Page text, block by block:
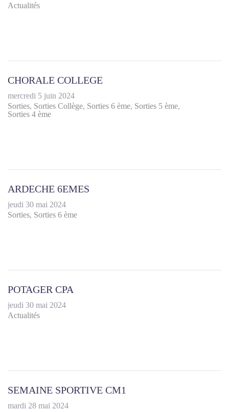
Actualités
CHORALE COLLEGE
mercredi 5 juin 2024
Sorties Sorties Collège Sorties 6 ème Sorties 5 ème
Sorties 4 ème
ARDECHE 6EMES
jeudi 30 mai 2024
Sorties Sorties 6 ème
POTAGER CPA
jeudi 30 mai 2024
Actualités
SEMAINE SPORTIVE CM1
mardi 28 mai 2024